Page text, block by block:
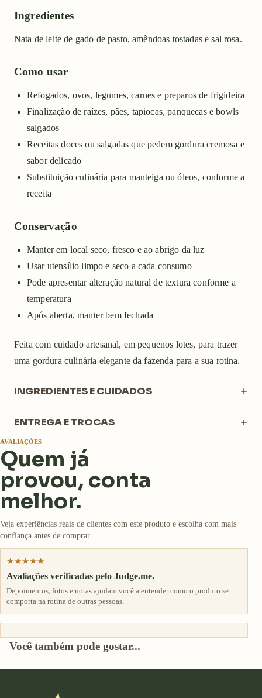
Ingredientes
Nata de leite de gado de pasto, amêndoas tostadas e sal rosa.
Como usar
Refogados, ovos, legumes, carnes e preparos de frigideira
Finalização de raízes, pães, tapiocas, panquecas e bowls
salgados
Receitas doces ou salgadas que pedem gordura cremosa e
sabor delicado
Substituição culinária para manteiga ou óleos, conforme a
receita
Conservação
Manter em local seco, fresco e ao abrigo da luz
Usar utensílio limpo e seco a cada consumo
Pode apresentar alteração natural de textura conforme a
temperatura
Após aberta, manter bem fechada
Feita com cuidado artesanal, em pequenos lotes, para trazer
uma gordura culinária elegante da fazenda para a sua rotina.
INGREDIENTES E CUIDADOS
ENTREGA E TROCAS
AVALIAÇÕES
Quem já
provou, conta
melhor.
Veja experiências reais de clientes com este produto e escolha com mais
confiança antes de comprar.
★★★★★
Avaliações verificadas pelo Judge.me.
Depoimentos, fotos e notas ajudam você a entender como o produto se
comporta na rotina de outras pessoas.
Você também pode gostar...